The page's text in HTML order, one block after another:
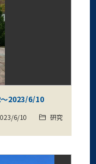
2023/6/10
6/10 研究